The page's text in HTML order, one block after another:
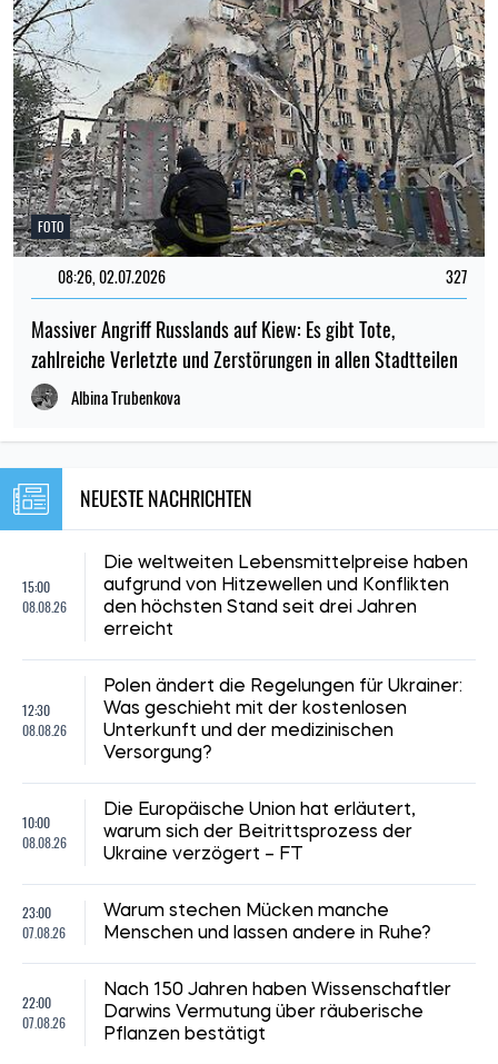
FOTO
08:26, 02.07.2026 327
Massiver Angriff Russlands auf Kiew: Es gibt Tote,
zahlreiche Verletzte und Zerstörungen in allen Stadtteilen
Albina Trubenkova
NEUESTE NACHRICHTEN
15:00
08.08.26
Die weltweiten Lebensmittelpreise haben
aufgrund von Hitzewellen und Konflikten
den höchsten Stand seit drei Jahren
erreicht
12:30
08.08.26
Polen ändert die Regelungen für Ukrainer:
Was geschieht mit der kostenlosen
Unterkunft und der medizinischen
Versorgung?
10:00
08.08.26
Die Europäische Union hat erläutert,
warum sich der Beitrittsprozess der
Ukraine verzögert – FT
23:00
07.08.26
Warum stechen Mücken manche
Menschen und lassen andere in Ruhe?
22:00
07.08.26
Nach 150 Jahren haben Wissenschaftler
Darwins Vermutung über räuberische
Pflanzen bestätigt